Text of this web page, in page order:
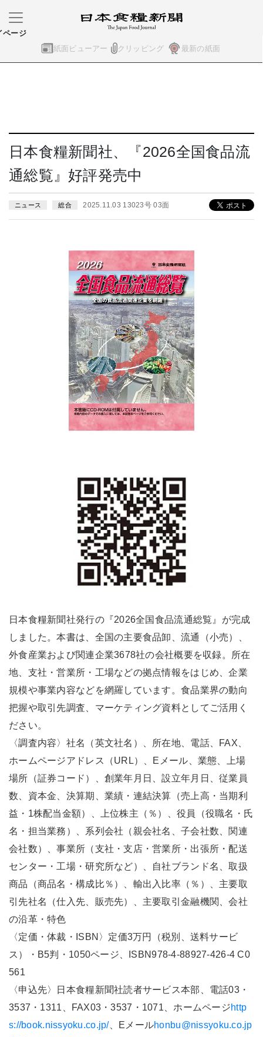
紙面ビューアー クリッピング 最新の紙面
ページ
日本食糧新聞社、『2026全国食品流
通総覧』好評発売中
ニュース 総合 2025.11.03 13023号 03面
日本食糧新聞社発行の『2026全国食品流通総覧』が完成
しました。本書は、全国の主要食品卸、流通（小売）、
外食産業および関連企業3678社の会社概要を収録。所在
地、支社・営業所・工場などの拠点情報をはじめ、企業
規模や事業内容などを網羅しています。食品業界の動向
把握や取引先調査、マーケティング資料としてご活用く
ださい。
〈調査内容〉社名（英文社名）、所在地、電話、FAX、
ホームページアドレス（URL）、Eメール、業態、上場
場所（証券コード）、創業年月日、設立年月日、従業員
数、資本金、決算期、業績・連結決算（売上高・当期利
益・1株配当金額）、上位株主（％）、役員（役職名・氏
名・担当業務）、系列会社（親会社名、子会社数、関連
会社数）、事業所（支社・支店・営業所・出張所・配送
センター・工場・研究所など）、自社ブランド名、取扱
商品（商品名・構成比％）、輸出入比率（％）、主要取
引先社名（仕入先、販売先）、主要取引金融機関、会社
の沿革・特色
〈定価・体裁・ISBN〉定価3万円（税別、送料サービ
ス）・B5判・1050ページ、ISBN978-4-88927-426-4 C0
561
〈申込先〉日本食糧新聞社読者サービス本部、電話03・
3537・1311、FAX03・3537・1071、ホームページhttp
s://book.nissyoku.co.jp/、Eメールhonbu@nissyoku.co.jp